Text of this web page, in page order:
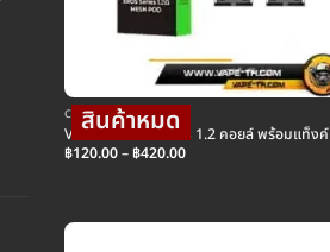
COIL คอยล์บุหรี่ไฟฟ้า
VAPORESSO XROS 1.2 คอยล์ พร้อมแท็งค์
฿120.00–฿420.00Price